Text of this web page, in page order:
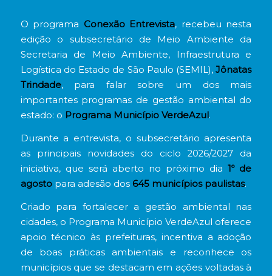
O programa Conexão Entrevista, recebeu nesta
edição o subsecretário de Meio Ambiente da
Secretaria de Meio Ambiente, Infraestrutura e
Logística do Estado de São Paulo (SEMIL),Jônatas
Trindade, para falar sobre um dos mais
importantes programas de gestão ambiental do
estado: o Programa Município VerdeAzul.
Durante a entrevista, o subsecretário apresenta
as principais novidades do ciclo 2026/2027 da
iniciativa, que será aberto no próximo dia1º de
agostopara adesão dos 645 municípios paulistas.
Criado para fortalecer a gestão ambiental nas
cidades, o Programa Município VerdeAzul oferece
apoio técnico às prefeituras, incentiva a adoção
de boas práticas ambientais e reconhece os
municípios que se destacam em ações voltadas à